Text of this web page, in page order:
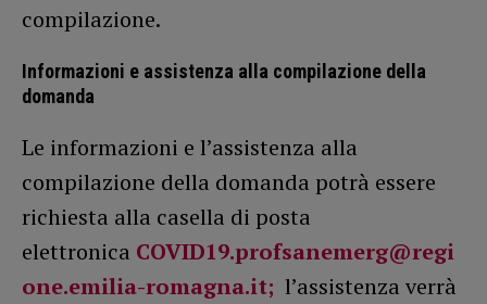
compilazione.
Informazioni e assistenza alla compilazione della
domanda
Le informazioni e l’assistenza alla
compilazione della domanda potrà essere
richiesta alla casella di posta
elettronica COVID19.profsanemerg@regi
one.emilia-romagna.it; l’assistenza verrà